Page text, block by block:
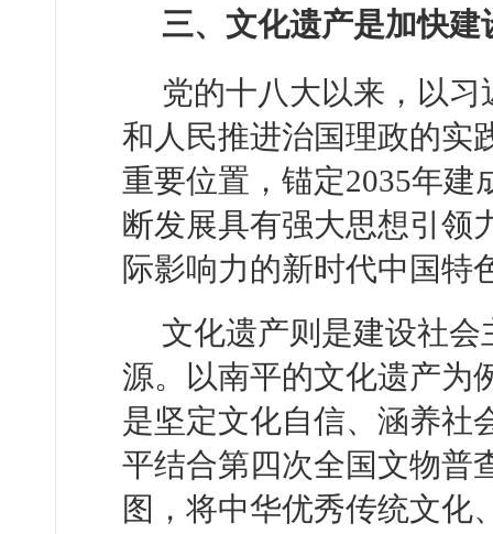
三、文化遗产是加快
党的十八大以来，以
和人民推进治国理政的实
重要位置，锚定2035年
断发展具有强大思想引领
际影响力的新时代中国特
文化遗产则是建设社
源。以南平的文化遗产为
是坚定文化自信、涵养社
平结合第四次全国文物普
图，将中华优秀传统文化